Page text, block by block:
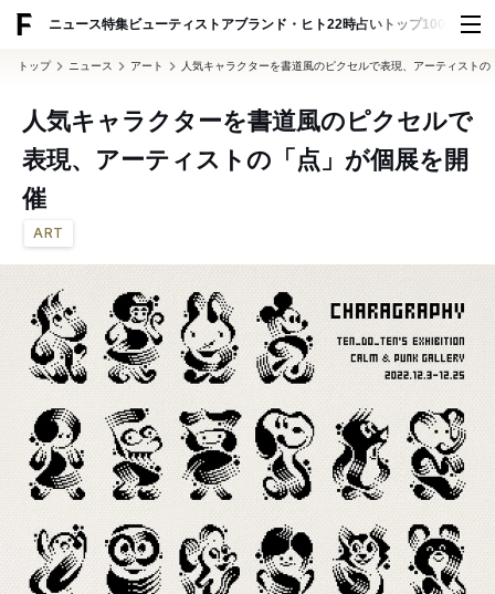
ニュース特集ビューティ ストアブランド・ヒト22時占い トップ100 スナッ
トップ ニュース アート 人気キャラクターを書道風のピクセルで表現、アーティストの
人気キャラクターを書道風のピクセルで
表現、アーティストの「点」が個展を開
催
ART